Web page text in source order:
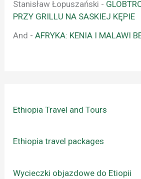
Stanisław Łopuszański -
PRZY GRILLU NA SASKIEJ KĘPIE
And -AFRYKA: KENIA I MALAWI
Ethiopia Travel and Tours
Ethiopia travel packages
Wycieczki objazdowe do Etiopii